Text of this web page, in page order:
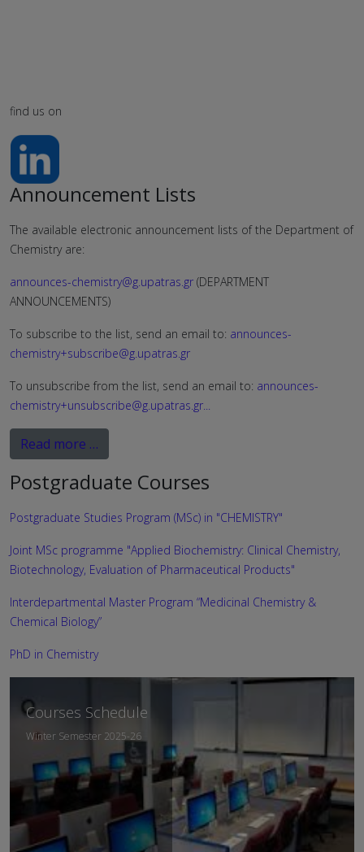
find us on
Announcement Lists
The available electronic announcement lists of the Department of
Chemistry are:
announces-chemistry@g.upatras.gr (DEPARTMENT
ANNOUNCEMENTS)
To subscribe to the list, send an email to: announces-
chemistry+subscribe@g.upatras.gr
To unsubscribe from the list, send an email to: announces-
chemistry+unsubscribe@g.upatras.gr...
Read more …
Postgraduate Courses
Postgraduate Studies Program (MSc) in "CHEMISTRY"
Joint MSc programme "Applied Biochemistry: Clinical Chemistry,
Biotechnology, Evaluation of Pharmaceutical Products"
Interdepartmental Master Program “Medicinal Chemistry &
Chemical Biology”
PhD in Chemistry
Courses Schedule
Winter Semester 2025-26